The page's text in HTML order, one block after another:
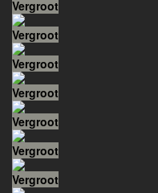
Vergroot
Vergroot
Vergroot
Vergroot
Vergroot
Vergroot
Vergroot